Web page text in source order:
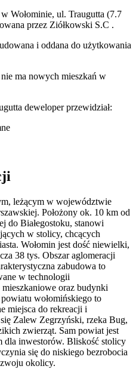
Wołominie, ul. Traugutta (7.7
przez Ziółkowski S.C .
i oddana do użytkowania
nie ma nowych mieszkań w
deweloper przewidział:
leżącym w województwie
Położony ok. 10 km od
do Białegostoku, stanowi
w stolicy, chcących
Wołomin jest dość niewielki,
38 tys. Obszar aglomeracji
zabudowa to
w technologii
oraz budynki
wołomińskiego to
miejsca do rekreacji i
Zalew Zegrzyński, rzeka Bug,
zwierząt. Sam powiat jest
dla inwestorów. Bliskość stolicy
się do niskiego bezrobocia
okolicy.